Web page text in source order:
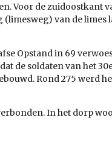
Voor de zuidoostkant
van de limes
Opstandin 69
de soldaten van het
Rond275 werd
In het dorp